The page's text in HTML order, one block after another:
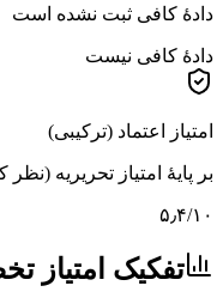
دادهٔ کافی ثبت نشده است
دادهٔ کافی نیست
امتیاز اعتماد (ترکیبی)
بر پایهٔ امتیاز تحریریه
۵٫۴/۱۰
تفکیک امتیاز